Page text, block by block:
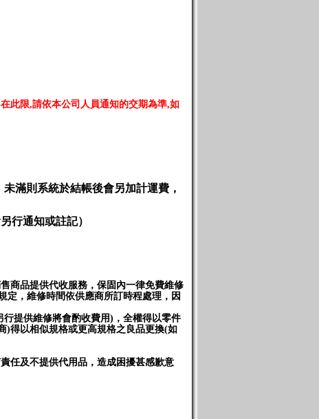
此限,請依本公司人員通知的交期為準,如
滿則系統於結帳後會另加計運費，
行通知或註記）
商品提供代收服務，保固內一律免費維修
定，維修時間依供應商所訂時程處理，因
提供維修將會酌收費用)，全權得以零件
)得以相似規格或更高規格之良品更換(如
任及不提供代用品，造成困擾甚感歉意